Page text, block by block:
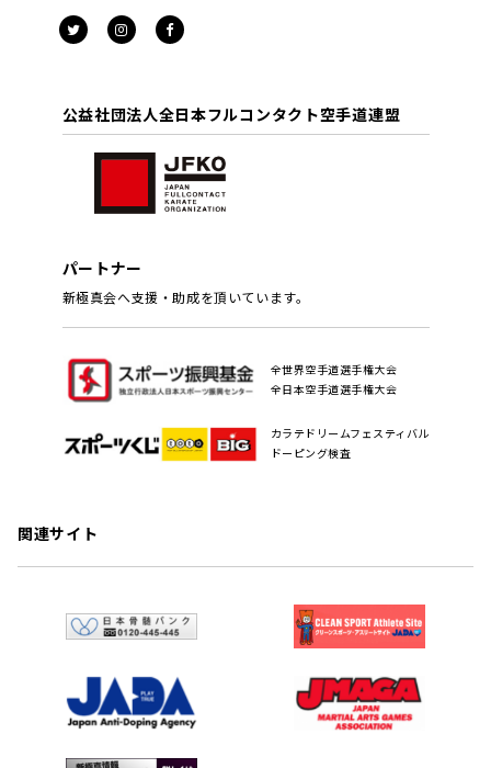
公益社団法人全日本フルコンタクト空手道連盟
パートナー
新極真会へ支援・助成を頂いています。
全世界空手道選手権大会
全日本空手道選手権大会
カラテドリームフェスティバル
ドーピング検査
関連サイト